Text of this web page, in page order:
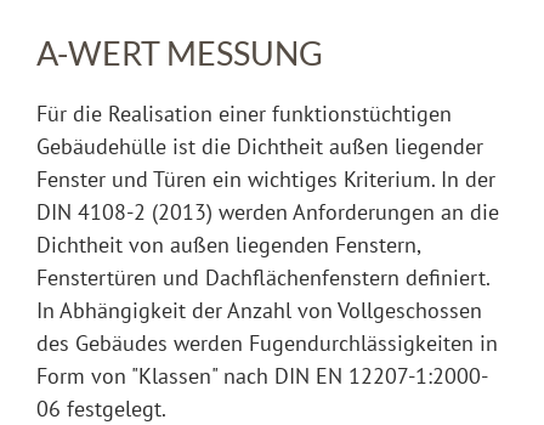
A-WERT MESSUNG
Für die Realisation einer funktionstüchtigen
Gebäudehülle ist die Dichtheit außen liegender
Fenster und Türen ein wichtiges Kriterium. In der
DIN 4108-2 (2013) werden Anforderungen an die
Dichtheit von außen liegenden Fenstern,
Fenstertüren und Dachflächenfenstern definiert.
In Abhängigkeit der Anzahl von Vollgeschossen
des Gebäudes werden Fugendurchlässigkeiten in
Form von "Klassen" nach DIN EN 12207-1:2000-
06 festgelegt.